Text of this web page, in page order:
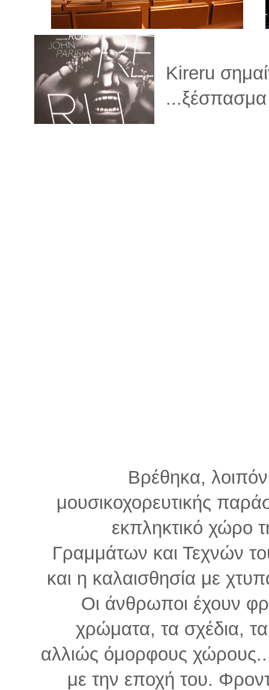
Kireru
...ξέσπασμα
Βρέθηκα,
μουσικοχορευτικής
εκπληκτικό χώρο
Γραμμάτων και Τεχνών
και η καλαισθησία με
Οι άνθρωποι έχουν
χρώματα, τα σχέδια,
αλλιώς όμορφους
με την εποχή του.